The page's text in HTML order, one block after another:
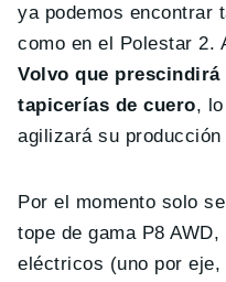
ya podemos encontrar
como en el Polestar 2.
Volvo que
tapicerías de cuero,
agilizará su
Por el momento solo
tope de gama P8
eléctricos (uno por